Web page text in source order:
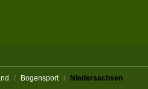
Bogensport Niedersachsen